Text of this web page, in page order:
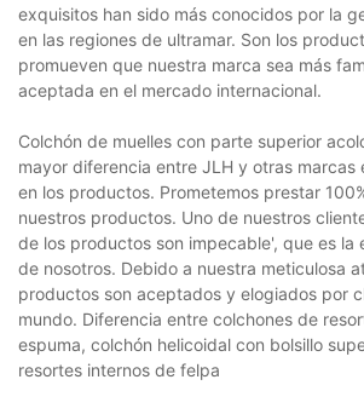
exquisitos han sido más conocidos por la
en las regiones de ultramar. Son los
promueven que nuestra marca sea más
aceptada en el mercado internacional.
Colchón de muelles con parte superior
mayor diferencia entre JLH y otras marcas
en los productos. Prometemos prestar
nuestros productos. Uno de nuestros
de los productos son impecable', que es la
de nosotros. Debido a nuestra meticulosa
productos son aceptados y elogiados por
mundo. Diferencia entre colchones de
espuma, colchón helicoidal con bolsillo
resortes internos de felpa